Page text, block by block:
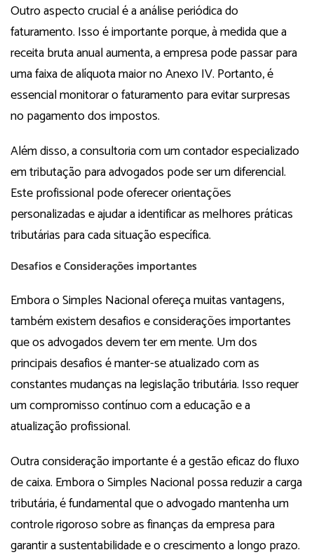
Outro aspecto crucial é a análise periódica do
faturamento. Isso é importante porque, à medida que a
receita bruta anual aumenta, a empresa pode passar para
uma faixa de alíquota maior no Anexo IV. Portanto, é
essencial monitorar o faturamento para evitar surpresas
no pagamento dos impostos.
Além disso, a consultoria com um contador especializado
em tributação para advogados pode ser um diferencial.
Este profissional pode oferecer orientações
personalizadas e ajudar a identificar as melhores práticas
tributárias para cada situação específica.
Desafios e Considerações importantes
Embora o Simples Nacional ofereça muitas vantagens,
também existem desafios e considerações importantes
que os advogados devem ter em mente. Um dos
principais desafios é manter-se atualizado com as
constantes mudanças na legislação tributária. Isso requer
um compromisso contínuo com a educação e a
atualização profissional.
Outra consideração importante é a gestão eficaz do fluxo
de caixa. Embora o Simples Nacional possa reduzir a carga
tributária, é fundamental que o advogado mantenha um
controle rigoroso sobre as finanças da empresa para
garantir a sustentabilidade e o crescimento a longo prazo.